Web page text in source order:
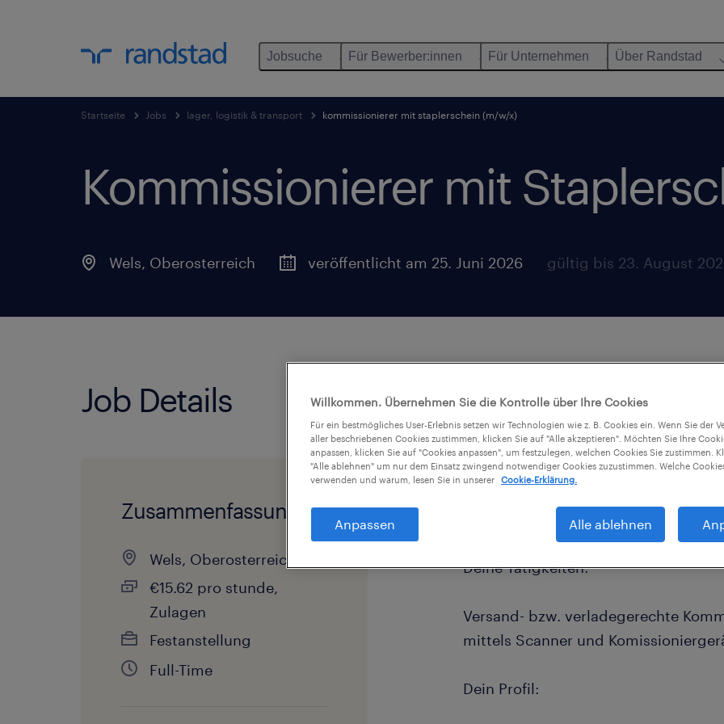
Jobsuche Für Bewerber:innen Für Unternehmen Über Randstad
Startseite Jobs lager, logistik & transport kommissionierer mit staplerschein (m/w/x)
Kommissionierer mit
Wels, Oberosterreich veröffentlicht am 25. Juni 2026 gültig bis 23. August
Job Details
Zusammenfassung
Wels, Oberosterreich
€15.62 pro stunde,
Zulagen
Festanstellung
Full-Time
Für unseren Kunden in Wels suchen
Kommissionierer mit Staplerschein
Deine Tätigkeiten:
Versand- bzw. verladegerechte
mittels Scanner und
Dein Profil:
Willkommen. Übernehmen Sie die Kontrolle über Ihre Cookies
Für ein bestmögliches User-Erlebnis setzen wir Technologien wie z. B. Cookies ein. Wenn Sie der
aller beschriebenen Cookies zustimmen, klicken Sie auf "Alle akzeptieren". Möchten Sie Ihre
anpassen, klicken Sie auf "Cookies anpassen", um festzulegen, welchen Cookies Sie zustimmen.
"Alle ablehnen" um nur dem Einsatz zwingend notwendiger Cookies zuzustimmen. Welche
verwenden und warum, lesen Sie in unserer
Cookie-Erklärung.
Anpassen Alle ablehnen